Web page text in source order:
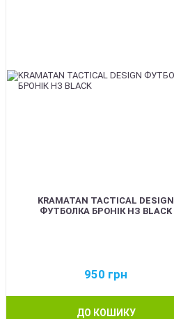
KRAMATAN TACTICAL DESIGN
ФУТБОЛКА БРОНІК НЗ BLACK
950 грн
ДО КОШИКУ